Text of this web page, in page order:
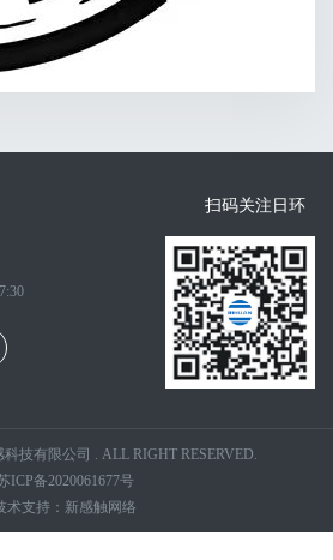
扫码关注日环
科技有限公司 . ALL RIGHT RESERVED.
ICP备2020061677号
术支持：新感触网络